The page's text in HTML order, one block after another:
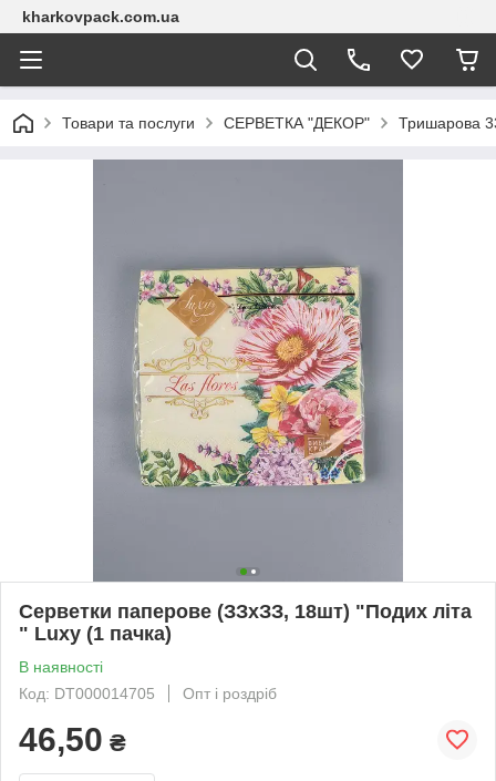
kharkovpack.com.ua
Товари та послуги СЕРВЕТКА "ДЕКОР" Тришарова
Серветки паперове (ЗЗхЗЗ, 18шт) "Подих літа
" Luxy (1 пачка)
В наявності
Код: DT000014705
Опт і роздріб
46,50 ₴